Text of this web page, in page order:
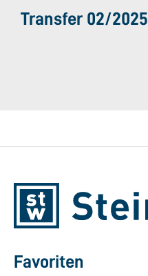
Transfer 02/2025
Favoriten